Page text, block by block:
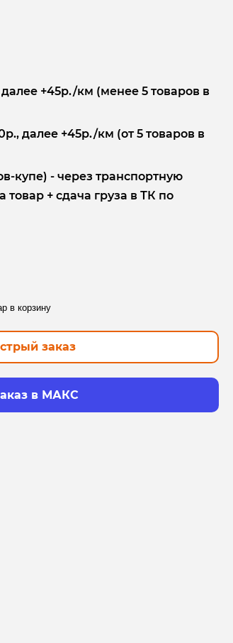
+45р./км (менее 5 товаров в
далее +45р./км (от 5 товаров в
купе) - через транспортную
+ сдача груза в ТК по
в корзину
заказ
в МАКС